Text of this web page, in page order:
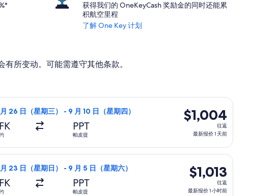
获得我们的 OneKeyCash 奖励金的同时还能累
积航空里程
了解 One Key 计划
所变动。可能需遵守其他条款。
，价格为 $993，最新报价 4 小时前
26 日（星期三） - 9 月 10 日（星期四）
PPT
帕皮提
$1,004
往
新
报
价
$1,004
往返
最新报价 1 天前
阿拉斯加航空航班，8 月 26 日（星期三）从纽约前往帕皮提，9 月 10 日
，价格为 $1,004，最新报价 4 小时前
23 日（星期日） - 9 月 5 日（星期六）
PPT
帕皮提
$1,013
往
返,
$1,013
往返
最新报价 1 小时前
阿拉斯加航空航班，8 月 23 日（星期日）从纽约前往帕皮提，9 月 5 日（